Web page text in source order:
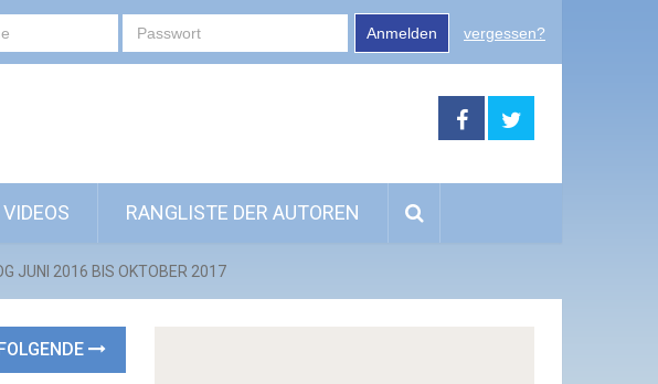
Anmelden vergessen?
VIDEOS RANGLISTE DER AUTOREN
JUNI 2016 BIS OKTOBER 2017